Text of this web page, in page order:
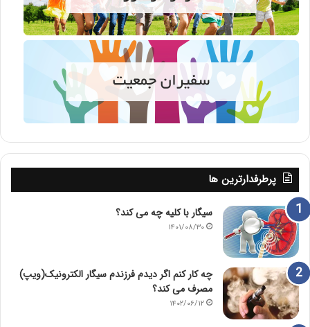
پرطرفدارترین ها
سیگار با کلیه چه می کند؟
۱۴۰۱/۰۸/۳۰
چه کار کنم اگر دیدم فرزندم سیگار الکترونیک(ویپ)
مصرف می کند؟
۱۴۰۲/۰۶/۱۲